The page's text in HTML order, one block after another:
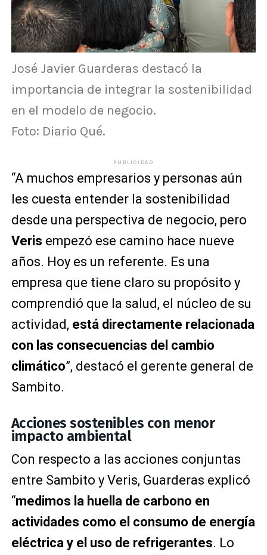
José Javier Guarderas destacó la
importancia de integrar la sostenibilidad
en el modelo de negocio.
Foto: Diario Qué.
PUBLICIDAD
“A muchos empresarios y personas aún
les cuesta entender la sostenibilidad
desde una perspectiva de negocio, pero
Veris empezó ese camino hace nueve
años. Hoy es un referente. Es una
empresa que tiene claro su propósito y
comprendió que la salud, el núcleo de su
actividad, está directamente relacionada
con las consecuencias del cambio
climático”, destacó el gerente general de
Sambito.
Acciones sostenibles con menor
impacto ambiental
Con respecto a las acciones conjuntas
entre Sambito y Veris, Guarderas explicó
“medimos la huella de carbono en
actividades como el consumo de energía
eléctrica y el uso de refrigerantes. Lo